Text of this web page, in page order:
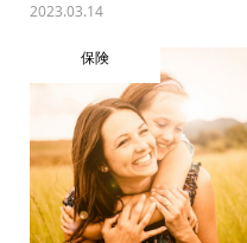
2023.03.14
保険